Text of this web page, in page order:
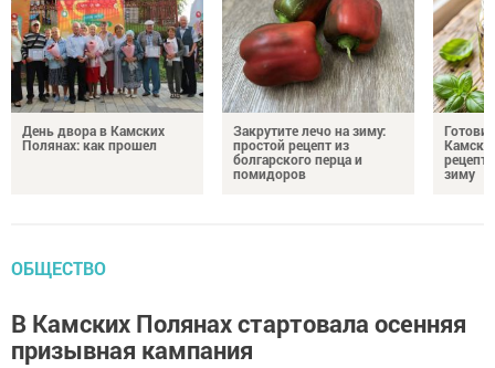
День двора в Камских
Полянах: как прошел
Закрутите лечо на зиму:
простой рецепт из
болгарского перца и
помидоров
зиму
ОБЩЕСТВО
В Камских Полянах стартовала осенняя
призывная кампания